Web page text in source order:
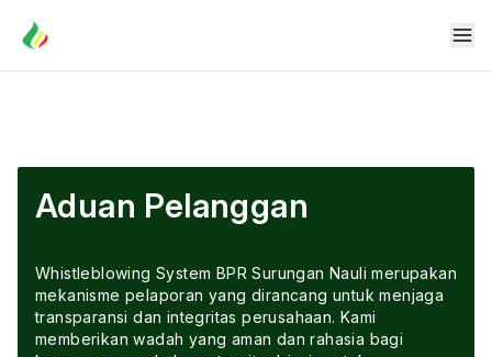
Aduan Pelanggan
Whistleblowing System BPR Surungan Nauli merupakan
mekanisme pelaporan yang dirancang untuk menjaga
transparansi dan integritas perusahaan. Kami
memberikan wadah yang aman dan rahasia bagi